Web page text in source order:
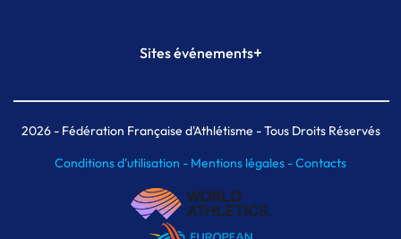
Plateforme Formation
Sites événements+
Meeting de Paris indoor
MAIF Ekiden de Paris
2026- Fédération Française d'Athlétisme - Tous Droits Réservés
Conditions d'utilisation - Mentions légales -Contacts